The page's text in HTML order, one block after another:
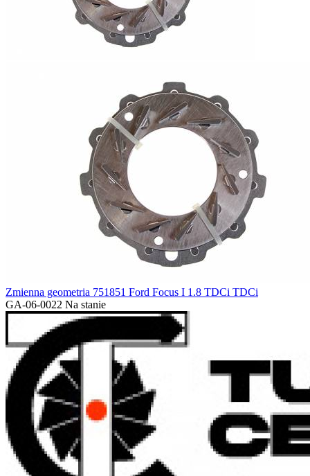
Zmienna geometria 751851 Ford Focus I 1.8 TDCi TDCi
GA-06-0022 Na stanie